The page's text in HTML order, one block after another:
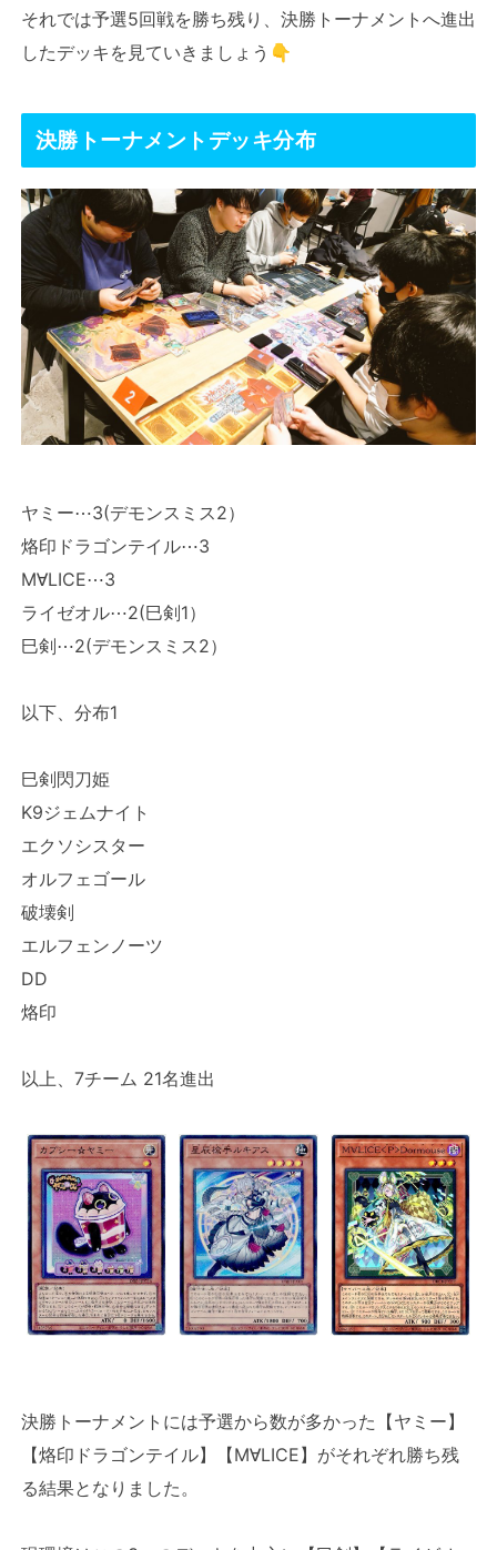
それでは予選5回戦を勝ち残り、決勝トーナメントへ進出
したデッキを見ていきましょう👇
決勝トーナメントデッキ分布
ヤミー⋯3(デモンスミス2）
烙印ドラゴンテイル⋯3
M∀LICE⋯3
ライゼオル⋯2(巳剣1）
巳剣⋯2(デモンスミス2）
以下、分布1
巳剣閃刀姫
K9ジェムナイト
エクソシスター
オルフェゴール
破壊剣
エルフェンノーツ
DD
烙印
以上、7チーム 21名進出
決勝トーナメントには予選から数が多かった【ヤミー】
【烙印ドラゴンテイル】【M∀LICE】がそれぞれ勝ち残
る結果となりました。